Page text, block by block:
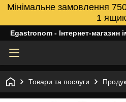
Мінімальне замовлення
1
Egastronom - Інтернет-магазин
Товари та послуги